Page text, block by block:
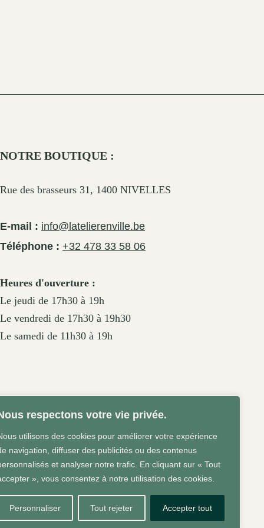
respectons votre vie privée.
utilisons des cookies pour améliorer votre expérience
navigation, diffuser des publicités ou des contenus
et analyser notre trafic. En cliquant sur « Tout
», vous consentez à notre utilisation des cookies.
Personnaliser Tout rejeter Accepter tout
NOTRE BOUTIQUE :
Rue des brasseurs 31, 1400 NIVELLES
E-mail : info@latelierenville.be
Téléphone : +32 478 33 58 06
Heures d'ouverture :
Le jeudi de 17h30 à 19h
Le vendredi de 17h30 à 19h30
Le samedi de 11h30 à 19h